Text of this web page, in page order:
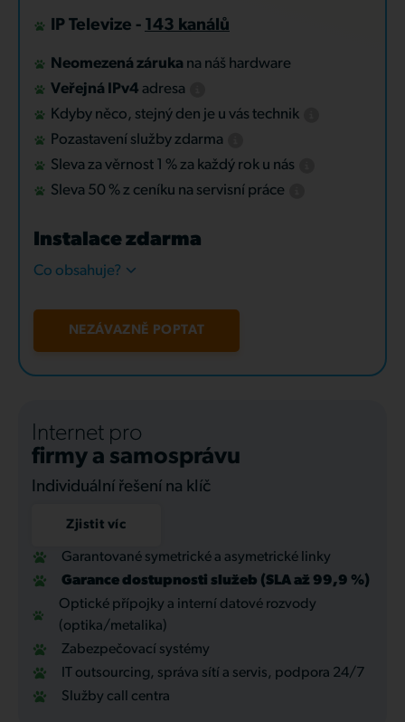
IP Televize - 143 kanálů
Neomezená záruka na náš hardware
Veřejná IPv4 adresa
Kdyby něco, stejný den je u vás technik
Pozastavení služby zdarma
Sleva za věrnost 1 % za každý rok u nás
Sleva 50 % z ceníku na servisní práce
Instalace zdarma
Co obsahuje?
NEZÁVAZNĚ POPTAT
Internet pro
firmy a samosprávu
Individuální řešení na klíč
Zjistit víc
Garantované symetrické a asymetrické linky
Garance dostupnosti služeb (SLA až 99,9 %)
Optické přípojky a interní datové rozvody
(optika/metalika)
Zabezpečovací systémy
IT outsourcing, správa sítí a servis, podpora 24/7
Služby call centra